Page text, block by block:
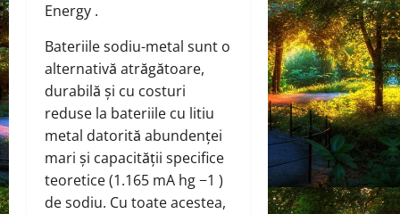
Energy .
Bateriile sodiu-metal sunt o
alternativă atrăgătoare,
durabilă și cu costuri
reduse la bateriile cu litiu
metal datorită abundenței
mari și capacității specifice
teoretice (1.165 mA hg −1 )
de sodiu. Cu toate acestea,